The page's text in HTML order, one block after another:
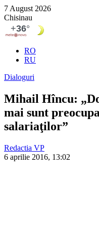
7 August 2026
Chisinau
RO
RU
Dialoguri
Mihail Hîncu:
mai sunt
salariaţilor”
Redactia VP
6 aprilie 2016, 13:02